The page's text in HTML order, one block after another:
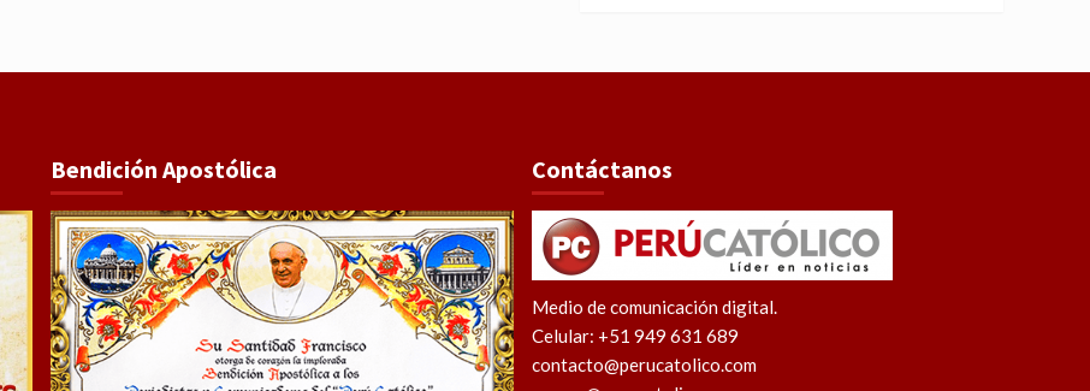
Bendición Apostólica Contáctanos
Medio de comunicación digital.
Celular: +51 949 631 689
contacto@perucatolico.com